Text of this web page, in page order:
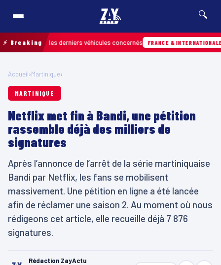
🔍
⚡ Breakingles derniers véhicules concernés FRANCE & INTERNATIONALE
Accueil›Martinique›
MARTINIQUE
Netflix met fin à Bandi, une pétition
rassemble déjà des milliers de
signatures
Après l’annonce de l’arrêt de la série martiniquaise
Bandi par Netflix, les fans se mobilisent
massivement. Une pétition en ligne a été lancée
afin de réclamer une saison 2. Au moment où nous
rédigeons cet article, elle recueille déjà 7 876
signatures.
Rédaction ZayActu